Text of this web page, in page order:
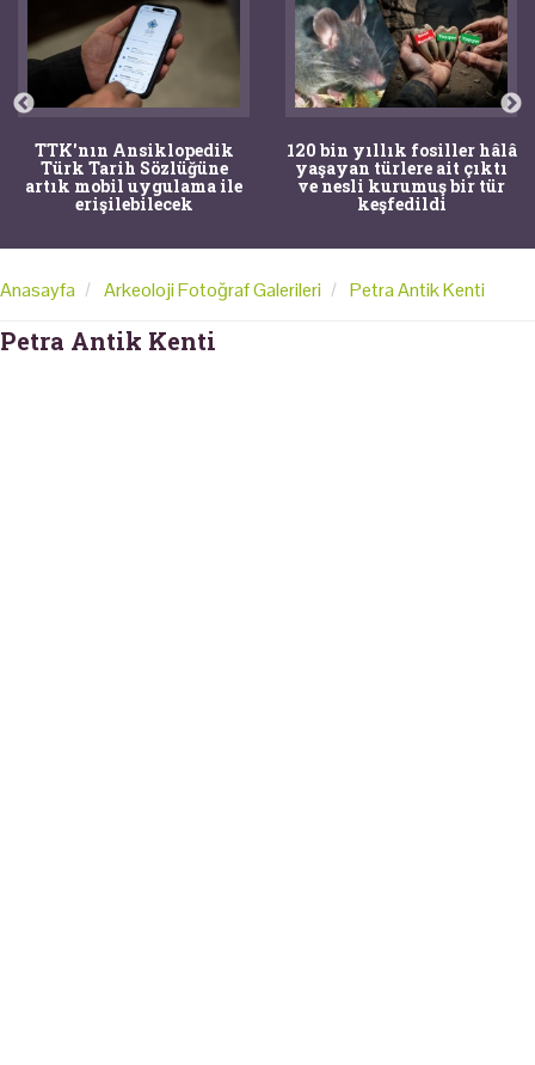
TTK'nın Ansiklopedik
Türk Tarih Sözlüğüne
artık mobil uygulama ile
erişilebilecek
120 bin yıllık fosiller hâlâ
yaşayan türlere ait çıktı
ve nesli kurumuş bir tür
keşfedildi
Anasayfa Arkeoloji Fotoğraf Galerileri Petra Antik Kenti
Petra Antik Kenti